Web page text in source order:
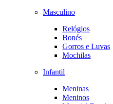
Masculino
Relógios
Bonés
Gorros e Luvas
Mochilas
Infantil
Meninas
Meninos